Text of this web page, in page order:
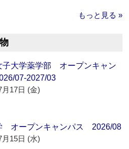
もっと見る »
子大学薬学部 オープンキャン
07-2027/03
月17日 (金)
オープンキャンパス 2026/08
月15日 (水)